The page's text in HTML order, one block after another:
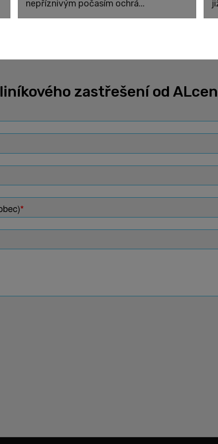
nepříznivým počasím ochrá...
zastřešení od
*